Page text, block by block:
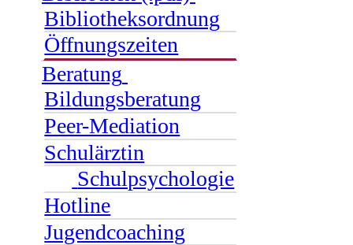
Bibliotheksordnung
Öffnungszeiten
Beratung
Bildungsberatung
Peer-Mediation
Schulärztin
Schulpsychologie
Hotline
Jugendcoaching